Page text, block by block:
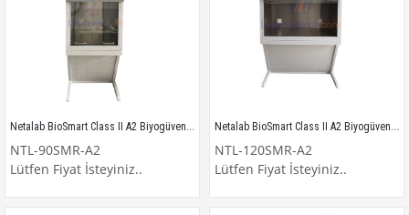
Netalab BioSmart Class II A2 Biyogüvenlik Kabini DIN EN12469 / NTL-90SMR-A2
NTL-90SMR-A2
Lütfen Fiyat İsteyiniz..
Netalab BioSmart Class II A2 Biyogüvenlik Kabini DIN EN12469 / NTL-120SMR-A2
NTL-120SMR-A2
Lütfen Fiyat İsteyiniz..